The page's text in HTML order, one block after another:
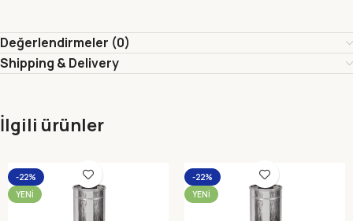
Değerlendirmeler (0)
Shipping & Delivery
İlgili ürünler
-22%
YENI
-22%
YENI